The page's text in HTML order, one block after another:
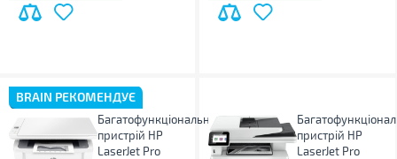
BRAIN РЕКОМЕНДУЄ
Багатофункціональний
пристрій HP
LaserJet Pro
пристрій HP
LaserJet Pro